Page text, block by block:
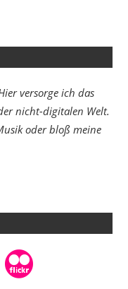
versorge ich das
nicht-digitalen Welt.
oder bloß meine